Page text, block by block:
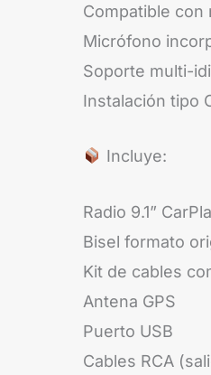
Compatible con
Micrófono
Soporte multi-
Instalación tipo
Incluye:
Radio 9.1”
Bisel formato
Kit de cables
Antena GPS
Puerto USB
Cables RCA